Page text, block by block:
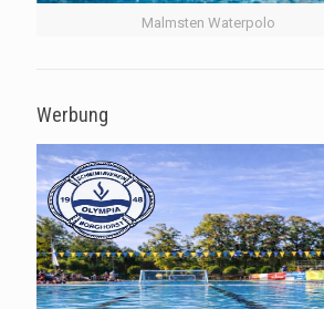
Malmsten Waterpolo
Werbung